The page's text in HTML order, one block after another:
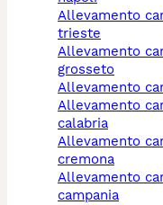
allevamento cani
trieste
allevamento cani
grosseto
allevamento
allevamento cani
calabria
allevamento cani
cremona
allevamento cani
campania